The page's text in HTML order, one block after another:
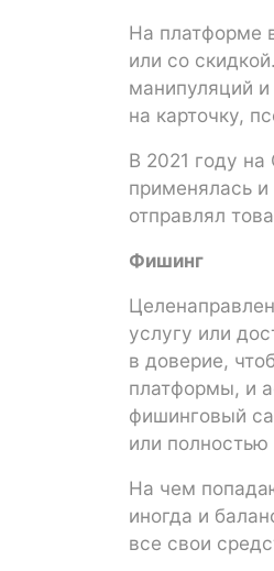
На платформе
или со
манипуляций
на карточку,
В 2021 году
применялась
отправлял
Фишинг
услугу или
в доверие,
платформы, и
фишинговый
или
На чем
иногда и
все свои